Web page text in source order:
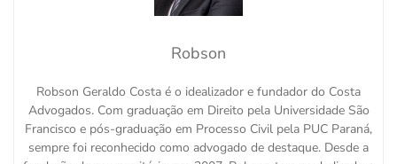
Robson
Robson Geraldo Costa é o idealizador e fundador do Costa
Advogados. Com graduação em Direito pela Universidade São
Francisco e pós-graduação em Processo Civil pela PUC Paraná,
sempre foi reconhecido como advogado de destaque. Desde a